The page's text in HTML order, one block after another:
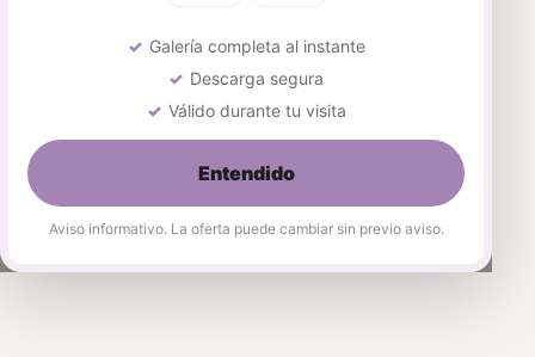
Galería completa al instante
Descarga segura
Válido durante tu visita
Entendido
Aviso informativo. La oferta puede cambiar sin previo aviso.